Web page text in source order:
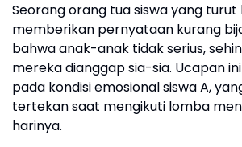
Seorang orang tua siswa yang turut
memberikan pernyataan kurang
bahwa anak-anak tidak serius,
mereka dianggap sia-sia. Ucapan
pada kondisi emosional siswa A,
tertekan saat mengikuti lomba
harinya.